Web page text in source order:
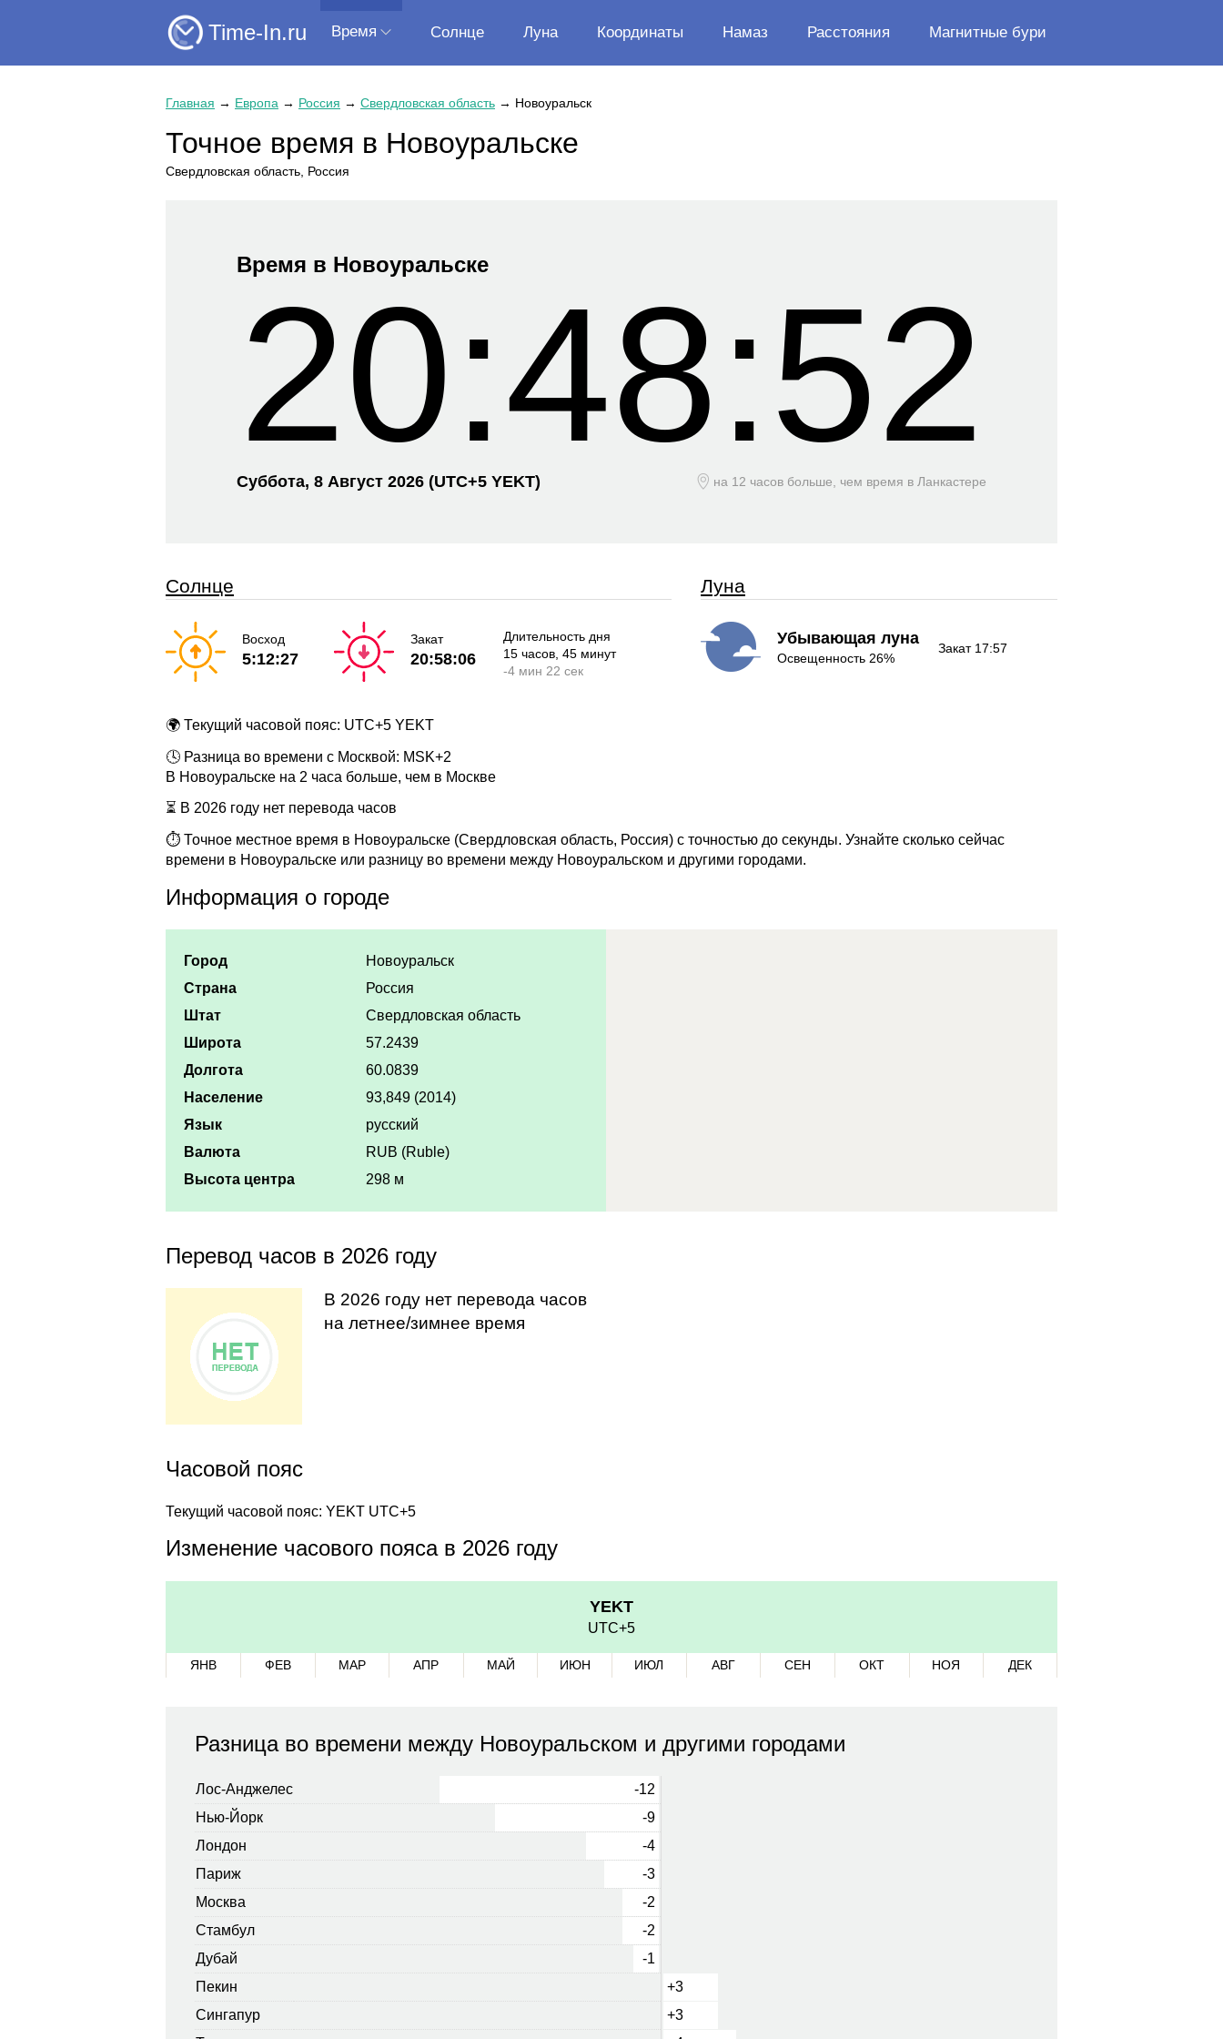
Time-In.ru Время Солнце Луна Координаты Намаз Расстояния Магнитные бури
Главная → Европа → Россия → Свердловская область → Новоуральск
Точное время в Новоуральске
Свердловская область, Россия
Время в Новоуральске
20:48:52
Суббота, 8 Август 2026 (UTC+5 YEKT) на 12 часов больше, чем время в Ланкастере
Солнце
Восход
5:12:27
Закат
20:58:06
Длительность дня
15 часов, 45 минут
-4 мин 22 сек
Луна
Убывающая луна
Освещенность 26%
Закат 17:57
🌍 Текущий часовой пояс: UTC+5 YEKT
🕓 Разница во времени с Москвой: MSK+2
В Новоуральске на 2 часа больше, чем в Москве
⏳ В 2026 году нет перевода часов
⏱ Точное местное время в Новоуральске (Свердловская область, Россия) с точностью до секунды. Узнайте сколько сейчас
времени в Новоуральске или разницу во времени между Новоуральском и другими городами.
Информация о городе
Город
Новоуральск
Страна
Россия
Штат
Свердловская область
Широта
57.2439
Долгота
60.0839
Население
93,849 (2014)
Язык
русский
Валюта
RUB (Ruble)
Высота центра
298 м
Перевод часов в 2026 году
В 2026 году нет перевода часов
на летнее/зимнее время
Часовой пояс
Текущий часовой пояс: YEKT UTC+5
Изменение часового пояса в 2026 году
YEKT
UTC+5
ЯНВ ФЕВ МАР АПР МАЙ ИЮН ИЮЛ АВГ СЕН ОКТ НОЯ ДЕК
Разница во времени между Новоуральском и другими городами
Лос-Анджелес
-12
Нью-Йорк
-9
Лондон
-4
Париж
-3
Москва
-2
Стамбул
-2
Дубай
-1
Пекин
+3
Сингапур
+3